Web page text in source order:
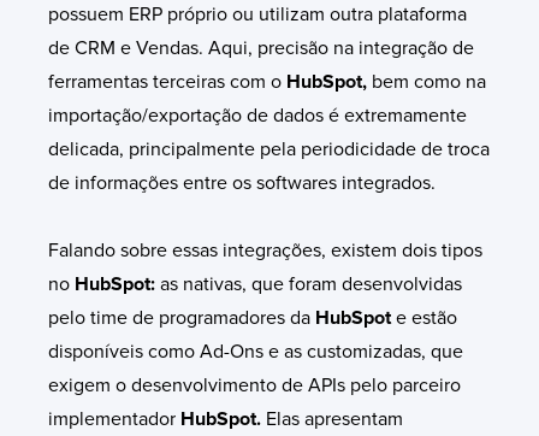
possuem ERP próprio ou utilizam outra plataforma
de CRM e Vendas. Aqui, precisão na integração de
ferramentas terceiras com o HubSpot, bem como na
importação/exportação de dados é extremamente
delicada, principalmente pela periodicidade de troca
de informações entre os softwares integrados.
Falando sobre essas integrações, existem dois tipos
no HubSpot: as nativas, que foram desenvolvidas
pelo time de programadores da HubSpote estão
disponíveis como Ad-Ons e as customizadas, que
exigem o desenvolvimento de APIs pelo parceiro
implementador HubSpot. Elas apresentam